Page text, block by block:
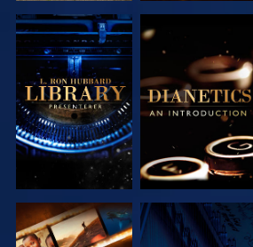
UTFORSK
SERIEN
UTFORSK
SERIEN